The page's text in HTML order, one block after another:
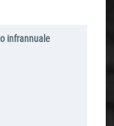
infrannuale